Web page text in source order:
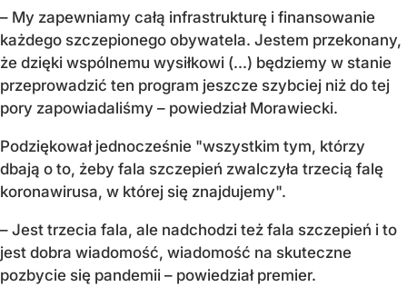
– My zapewniamy całą infrastrukturę i finansowanie
każdego szczepionego obywatela. Jestem przekonany,
że dzięki wspólnemu wysiłkowi (...) będziemy w stanie
przeprowadzić ten program jeszcze szybciej niż do tej
pory zapowiadaliśmy – powiedział Morawiecki.
Podziękował jednocześnie "wszystkim tym, którzy
dbają o to, żeby fala szczepień zwalczyła trzecią falę
koronawirusa, w której się znajdujemy".
– Jest trzecia fala, ale nadchodzi też fala szczepień i to
jest dobra wiadomość, wiadomość na skuteczne
pozbycie się pandemii – powiedział premier.